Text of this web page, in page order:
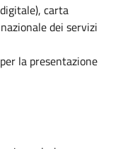
carta
dei servizi
la presentazione